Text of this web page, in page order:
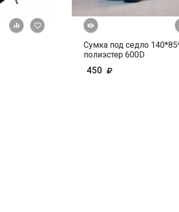
+ К сравнению
В избранное
Быстрый просмотр
Сумка под седло
полиэстер 600D
450